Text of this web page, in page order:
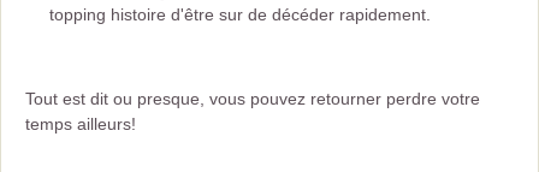
topping histoire d'être sur de décéder rapidement.
Tout est dit ou presque, vous pouvez retourner perdre votre
temps ailleurs!